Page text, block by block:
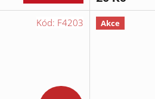
Kód: F4203 Akce